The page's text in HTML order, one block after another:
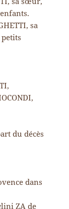
sa
du décès
dans
ZA de